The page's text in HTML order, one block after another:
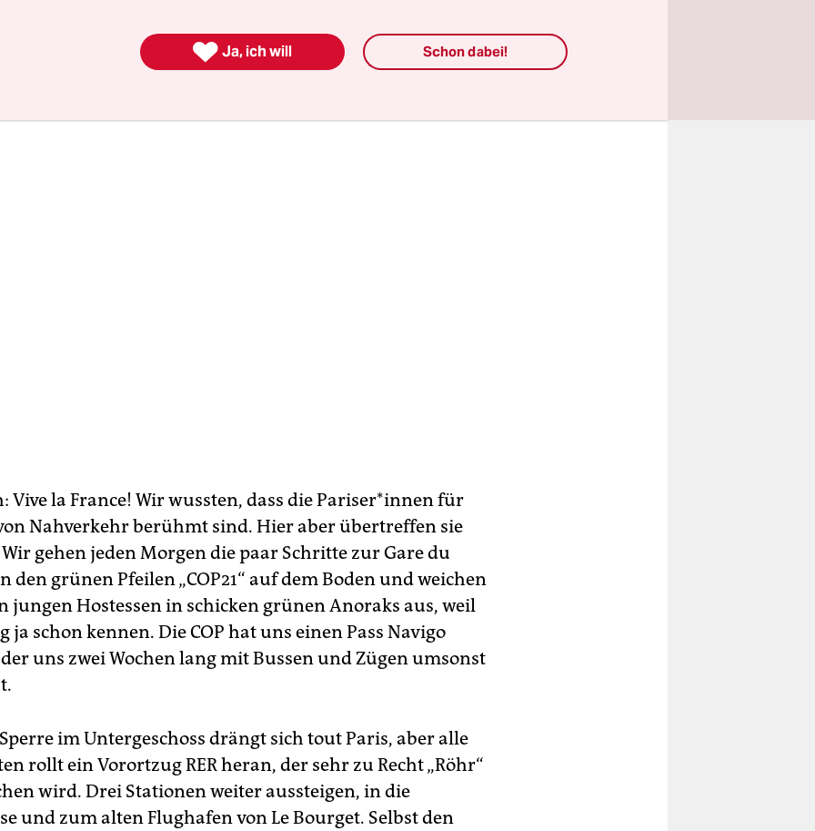
Extrabusse alle paar Kilometer vor den Panzersperren
das sich im Drogenkrieg befand. Wir verstanden, wo die
Vive la France! Wir wussten, dass die Pariser*innen für
Nahverkehr berühmt sind. Hier aber übertreffen sie
gehen jeden Morgen die paar Schritte zur Gare du
den grünen Pfeilen „COP21“ auf dem Boden und weichen
jungen Hostessen in schicken grünen Anoraks aus, weil
ja schon kennen. Die COP hat uns einen Pass Navigo
uns zwei Wochen lang mit Bussen und Zügen umsonst
im Untergeschoss drängt sich tout Paris, aber alle
rollt ein Vorortzug RER heran, der sehr zu Recht „Röhr“
wird. Drei Stationen weiter aussteigen, in die
und zum alten Flughafen von Le Bourget. Selbst den
 Ja, ich will Schon dabei!